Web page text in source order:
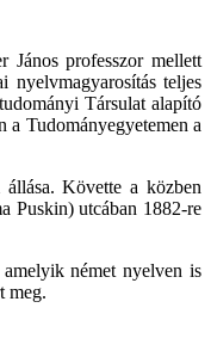
János professzor mellett
nyelvmagyarosítás teljes
Társulat alapító
a Tudományegyetemen a
Követte a közben
Puskin) utcában 1882-re
német nyelven is
meg.